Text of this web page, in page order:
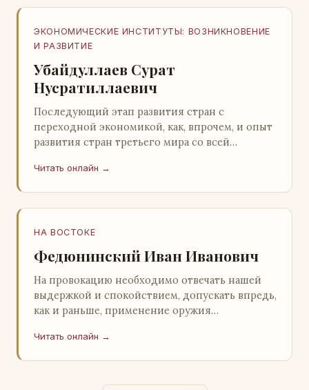
ЭКОНОМИЧЕСКИЕ ИНСТИТУТЫ: ВОЗНИКНОВЕНИЕ
И РАЗВИТИЕ
Убайдуллаев Сурат
Нусратиллаевич
Последующий этап развития стран с
переходной экономикой, как, впрочем, и опыт
развития стран третьего мира со всей
ошибочность такого предс…
Читать онлайн →
НА ВОСТОКЕ
Федюнинский Иван Иванович
На провокацию необходимо отвечать нашей
выдержкой и спокойствием, допускать впредь,
как и раньше, применение оружия
самообороны о…
Читать онлайн →